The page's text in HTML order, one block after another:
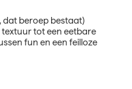
dat beroep bestaat)
tot een eetbare
fun en een feilloze